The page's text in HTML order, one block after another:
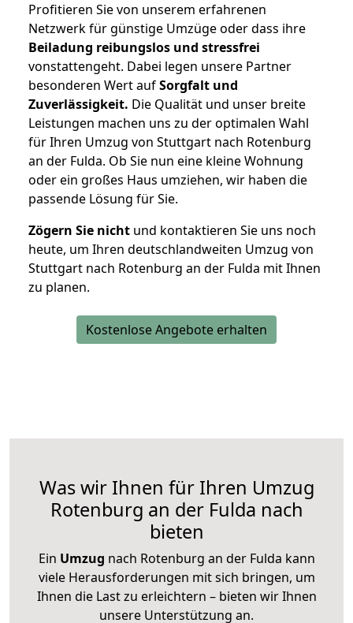
Profitieren Sie von unserem erfahrenen
Netzwerk für günstige Umzüge oder dass ihre
Beiladung reibungslos und stressfrei
vonstattengeht. Dabei legen unsere Partner
besonderen Wert aufSorgfalt und
Zuverlässigkeit. Die Qualität und unser breite
Leistungen machen uns zu der optimalen Wahl
für Ihren Umzug von Stuttgart nach Rotenburg
an der Fulda. Ob Sie nun eine kleine Wohnung
oder ein großes Haus umziehen, wir haben die
passende Lösung für Sie.
Zögern Sie nicht und kontaktieren Sie uns noch
heute, um Ihren deutschlandweiten Umzug von
Stuttgart nach Rotenburg an der Fulda mit Ihnen
zu planen.
Kostenlose Angebote erhalten
Was wir Ihnen für Ihren Umzug
Rotenburg an der Fulda nach
bieten
Ein Umzug nach Rotenburg an der Fulda kann
viele Herausforderungen mit sich bringen, um
Ihnen die Last zu erleichtern – bieten wir Ihnen
unsere Unterstützung an.